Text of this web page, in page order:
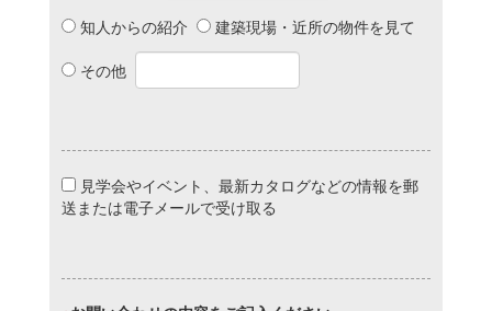
知人からの紹介
建築現場・近所の物件を見て
その他
見学会やイベント、最新カタログなどの情報を郵
送または電子メールで受け取る